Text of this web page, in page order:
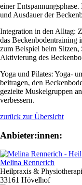
einer
und Ausdauer der
Integration in den Alltag:
das Beckenbodentraining
zum Beispiel beim Sitzen,
Aktivierung des
Yoga und Pilates: Yoga-
beitragen, den
gezielte Muskelgruppen
verbessern.
zurück zur Übersicht
Anbieter:innen:
Melina Rennerich
Heilpraxis &
33161 Hövelhof